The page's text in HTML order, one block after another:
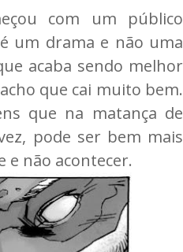
com um público
um drama e não uma
acaba sendo melhor
que cai muito bem.
que na matança de
pode ser bem mais
e não acontecer.